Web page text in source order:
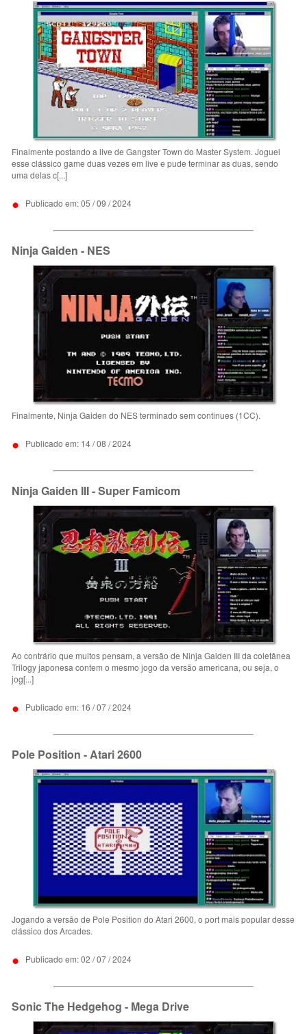
Finalmente postando a live de Gangster Town do Master System. Joguei
esse clássico game duas vezes em live e pude terminar as duas, sendo
uma delas c[...]
• Publicado em: 05 / 09 / 2024
Ninja Gaiden - NES
Finalmente, Ninja Gaiden do NES terminado sem continues (1CC).
• Publicado em: 14 / 08 / 2024
Ninja Gaiden III - Super Famicom
Ao contrário que muitos pensam, a versão de Ninja Gaiden III da coletânea
Trilogy japonesa contem o mesmo jogo da versão americana, ou seja, o
jog[...]
• Publicado em: 16 / 07 / 2024
Pole Position - Atari 2600
Jogando a versão de Pole Position do Atari 2600, o port mais popular desse
clássico dos Arcades.
• Publicado em: 02 / 07 / 2024
Sonic The Hedgehog - Mega Drive